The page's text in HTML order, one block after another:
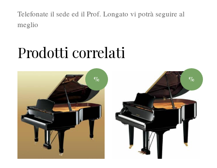
Telefonate il sede ed il Prof. Longato vi potrà seguire al
meglio
Prodotti correlati
% %